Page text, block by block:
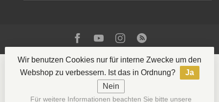
© Copyright 2026 La Casa del Tabaco- Powered by
Wir benutzen Cookies nur für interne Zwecke um den
Webshop zu verbessern. Ist das in Ordnung?
Ja
Nein
Für weitere Informationen beachten Sie bitte unsere